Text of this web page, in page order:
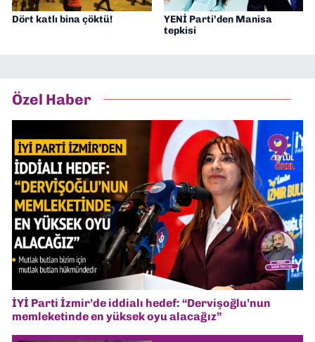
Dört katlı bina çöktü!
YENİ Parti’den Manisa
tepkisi
Özel Haber
İYİ Parti İzmir’de iddialı hedef: “Dervişoğlu’nun
memleketinde en yüksek oyu alacağız”